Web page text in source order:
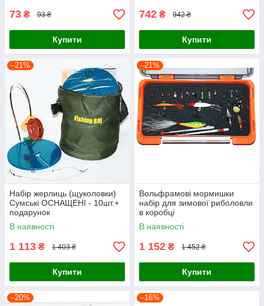
73 ₴ 93 ₴
Купити
742 ₴ 942 ₴
Купити
–21%
Набір жерлиць (щуколовки)
Сумські ОСНАЩЕНІ - 10шт.+
подарунок
В наявності
1 113 ₴ 1 403 ₴
Купити
–21%
Вольфрамові мормишки
набір для зимової риболовли
в коробці
В наявності
1 152 ₴ 1 452 ₴
Купити
–20% –16%